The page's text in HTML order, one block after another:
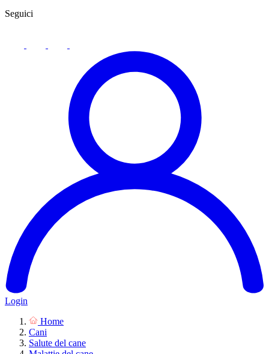
Seguici
Login
Home
Cani
Salute del cane